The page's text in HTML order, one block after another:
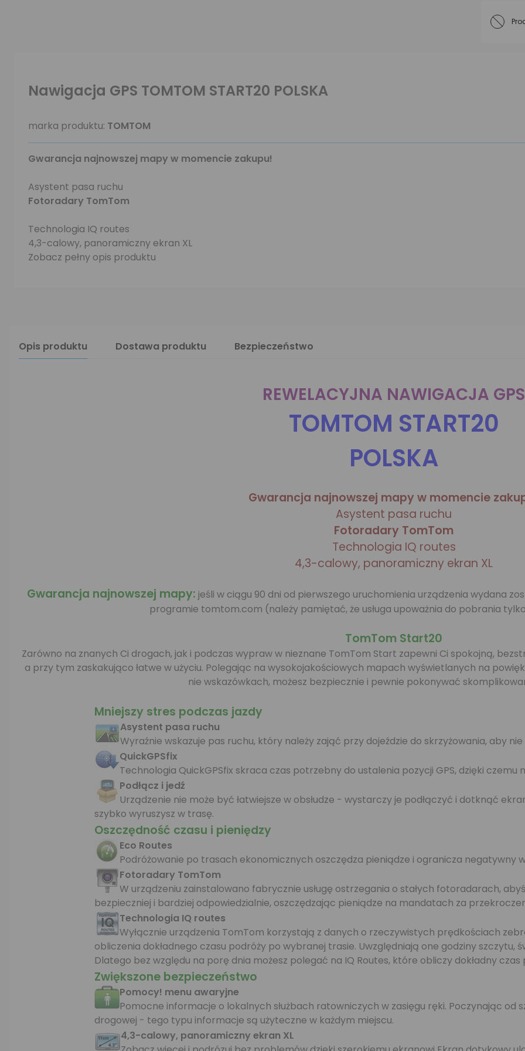
Nawigacja GPS TOMTOM START20 POLSKA
marka produktu: TOMTOM
Gwarancja najnowszej mapy w momencie zakupu!
Asystent pasa ruchu
Fotoradary TomTom
Technologia IQ routes
4,3-calowy, panoramiczny ekran XL
Zobacz pełny opis produktu
Opis produktu Dostawa produktu Bezpieczeństwo
REWELACYJNA NAWIGACJA GPS
TOMTOM START20
POLSKA
Gwarancja najnowszej mapy w momencie
Asystent pasa ruchu
Fotoradary TomTom
Technologia IQ routes
4,3-calowy, panoramiczny ekran XL
Gwarancja najnowszej mapy: jeśli w ciągu 90 dni od pierwszego uruchomienia urządzenia wydana
programie tomtom.com (należy pamiętać, że usługa upoważnia do pobrania
TomTom Start20
Zarówno na znanych Ci drogach, jak i podczas wypraw w nieznane TomTom Start zapewni Ci spokojną,
a przy tym zaskakująco łatwe w użyciu. Polegając na wysokojakościowych mapach wyświetlanych na
nie wskazówkach, możesz bezpiecznie i pewnie pokonywać
Mniejszy stres podczas jazdy
Asystent pasa ruchu
Wyraźnie wskazuje pas ruchu, który należy zająć przy dojeździe do skrzyżowania, aby
QuickGPSfix
Technologia QuickGPSfix skraca czas potrzebny do ustalenia pozycji GPS, dzięki
Podłącz i jedź
Urządzenie nie może być łatwiejsze w obsłudze - wystarczy je podłączyć i dotknąć
szybko wyruszysz w trasę.
Oszczędność czasu i pieniędzy
Eco Routes
Podróżowanie po trasach ekonomicznych oszczędza pieniądze i ogranicza negatywny
Fotoradary TomTom
W urządzeniu zainstalowano fabrycznie usługę ostrzegania o stałych fotoradarach,
bezpieczniej i bardziej odpowiedzialnie, oszczędzając pieniądze na mandatach za
Technologia IQ routes
Wyłącznie urządzenia TomTom korzystają z danych o rzeczywistych prędkościach
obliczenia dokładnego czasu podróży po wybranej trasie. Uwzględniają one godziny szczytu,
Dlatego bez względu na porę dnia możesz polegać na IQ Routes, które obliczy dokładny czas
Zwiększone bezpieczeństwo
Pomocy! menu awaryjne
Pomocne informacje o lokalnych służbach ratowniczych w zasięgu ręki. Poczynając od
drogowej - tego typu informacje są użyteczne w każdym miejscu.
4,3-calowy, panoramiczny ekran XL